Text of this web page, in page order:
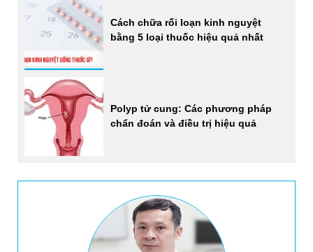
Cách chữa rối loạn kinh nguyệt
bằng 5 loại thuốc hiệu quả nhất
Polyp tử cung: Các phương pháp
chẩn đoán và điều trị hiệu quả